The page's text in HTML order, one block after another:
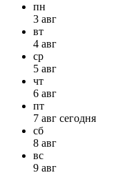
пн
3 авг
вт
4 авг
ср
5 авг
чт
6 авг
пт
7 авг сегодня
сб
8 авг
вс
9 авг